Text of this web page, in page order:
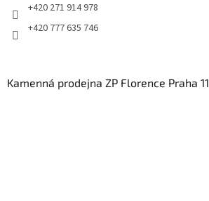
+420 271 914 978
+420 777 635 746
Kamenná prodejna ZP Florence Praha 11